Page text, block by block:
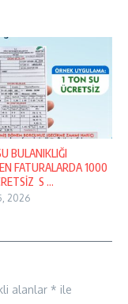
BULANIKLIĞI
FATURALARDA 1000
S ...
2026
alanlar * ile